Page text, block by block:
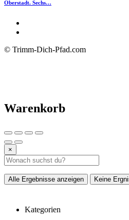
Oberstadt. Sechs…
© Trimm-Dich-Pfad.com
Warenkorb
×
Alle Ergebnisse anzeigen Keine
Kategorien